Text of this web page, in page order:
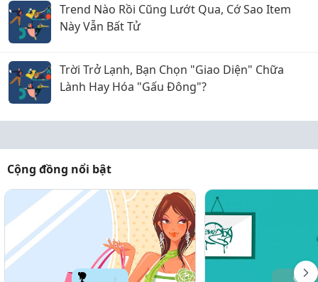
Trend Nào Rồi Cũng Lướt Qua, Cớ Sao Item
Này Vẫn Bất Tử
Trời Trở Lạnh, Bạn Chọn "Giao Diện" Chữa
Lành Hay Hóa "Gấu Đông"?
Cộng đồng nổi bật